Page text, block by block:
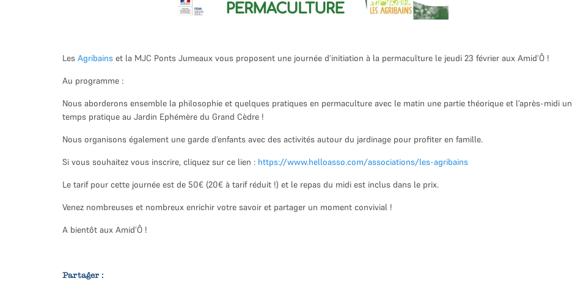
Les Agribains et la MJC Ponts Jumeaux vous proposent une journée d’initiation à la permaculture le jeudi 23 février aux Amid’Ô !
Au programme :
Nous aborderons ensemble la philosophie et quelques pratiques en permaculture avec le matin une partie théorique et l’après-midi un
temps pratique au Jardin Ephémère du Grand Cèdre !
Nous organisons également une garde d’enfants avec des activités autour du jardinage pour profiter en famille.
Si vous souhaitez vous inscrire, cliquez sur ce lien : https://www.helloasso.com/associations/les-agribains
Le tarif pour cette journée est de 50€ (20€ à tarif réduit !) et le repas du midi est inclus dans le prix.
Venez nombreuses et nombreux enrichir votre savoir et partager un moment convivial !
A bientôt aux Amid’Ô !
Partager :